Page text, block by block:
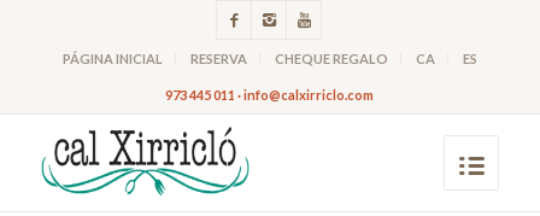
PÁGINA INICIAL RESERVA CHEQUE REGALO CA ES
973 445 011 · info@calxirriclo.com